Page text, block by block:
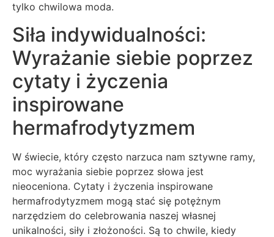
tylko chwilowa moda.
Siła indywidualności:
Wyrażanie siebie poprzez
cytaty i życzenia
inspirowane
hermafrodytyzmem
W świecie, który często narzuca nam sztywne ramy,
moc wyrażania siebie poprzez słowa jest
nieoceniona. Cytaty i życzenia inspirowane
hermafrodytyzmem mogą stać się potężnym
narzędziem do celebrowania naszej własnej
unikalności, siły i złożoności. Są to chwile, kiedy